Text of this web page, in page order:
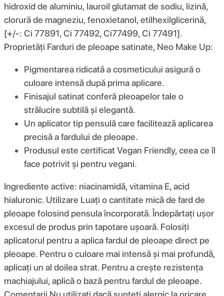
hidroxid de aluminiu, lauroil glutamat de sodiu, lizină,
clorură de magneziu, fenoxietanol, etilhexilglicerină,
[+/-: Ci 77891, Ci 77492, Ci77499, Ci 77491].
Proprietăți Farduri de pleoape satinate, Neo Make Up:
Pigmentarea ridicată a cosmeticului asigură o
culoare intensă după prima aplicare.
Finisajul satinat conferă pleoapelor tale o
strălucire subtilă și elegantă.
Un aplicator tip pensulă care facilitează aplicarea
precisă a fardului de pleoape.
Produsul este certificat Vegan Friendly, ceea ce îl
face potrivit și pentru vegani.
Ingrediente active: niacinamidă, vitamina E, acid
hialuronic. Utilizare Luați o cantitate mică de fard de
pleoape folosind pensula încorporată. Îndepărtați ușor
excesul de produs prin tapotare ușoară. Folosiți
aplicatorul pentru a aplica fardul de pleoape direct pe
pleoape. Pentru o culoare mai intensă și mai profundă,
aplicați un al doilea strat. Pentru a crește rezistența
machiajului, aplică o bază pentru fardul de pleoape.